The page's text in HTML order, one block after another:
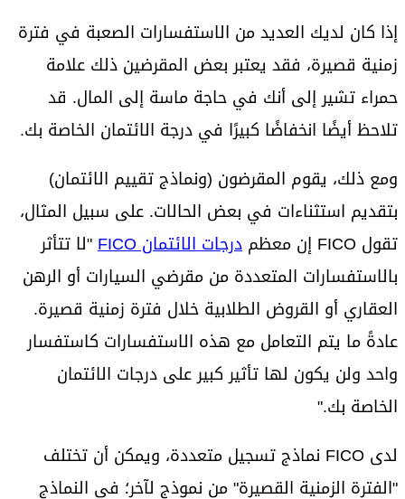
إذا كان لديك العديد من الاستفسارات الصعبة في فترة
زمنية قصيرة، فقد يعتبر بعض المقرضين ذلك علامة
حمراء تشير إلى أنك في حاجة ماسة إلى المال. قد
تلاحظ أيضًا انخفاضًا كبيرًا في درجة الائتمان الخاصة بك.
ومع ذلك، يقوم المقرضون (ونماذج تقييم الائتمان)
بتقديم استثناءات في بعض الحالات. على سبيل المثال،
تقول FICO إن معظم
درجات الائتمان FICO
"لا تتأثر
بالاستفسارات المتعددة من مقرضي السيارات أو الرهن
العقاري أو القروض الطلابية خلال فترة زمنية قصيرة.
عادةً ما يتم التعامل مع هذه الاستفسارات كاستفسار
واحد ولن يكون لها تأثير كبير على درجات الائتمان
الخاصة بك."
لدى FICO نماذج تسجيل متعددة، ويمكن أن تختلف
"الفترة الزمنية القصيرة" من نموذج لآخر؛ في النماذج